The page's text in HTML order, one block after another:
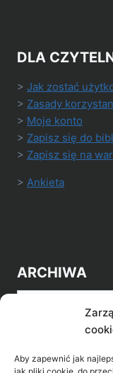
Aby zapewnić jak
DLA
> Jak zostać
> Zasady
> Moje konto
> Zapisz się do
> Zapisz się na
> Ankieta
ARCHIWA
Archiwa